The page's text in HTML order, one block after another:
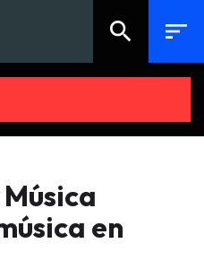
search sort
en